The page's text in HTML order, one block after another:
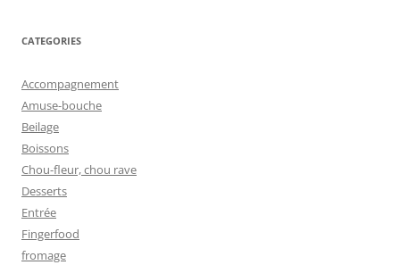
CATEGORIES
Accompagnement
Amuse-bouche
Beilage
Boissons
Chou-fleur, chou rave
Desserts
Entrée
Fingerfood
fromage